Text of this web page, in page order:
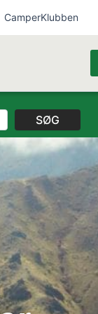
CamperKlubben
SØG